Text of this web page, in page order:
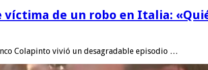
de un robo en Italia:
Colapinto vivió un desagradable episodio …